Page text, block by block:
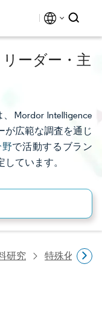
ーダー・主
Mordor Intelligence
が広範な調査を通じ
で活動するブラン
ています。
研究 特殊化学品